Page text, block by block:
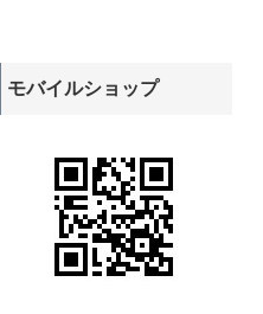
モバイルショップ